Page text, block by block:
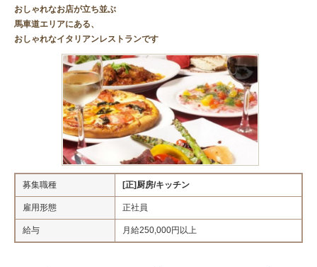
おしゃれなお店が立ち並ぶ
馬車道エリアにある、
おしゃれなイタリアンレストランです
募集職種 [正]厨房/キッチン
雇用形態 正社員
給与 月給250,000円以上